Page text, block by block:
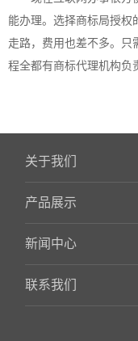
能办理。选择商标局授权
走路，费用也差不多。只
程全都有商标代理机构负
关于我们
产品展示
新闻中心
联系我们